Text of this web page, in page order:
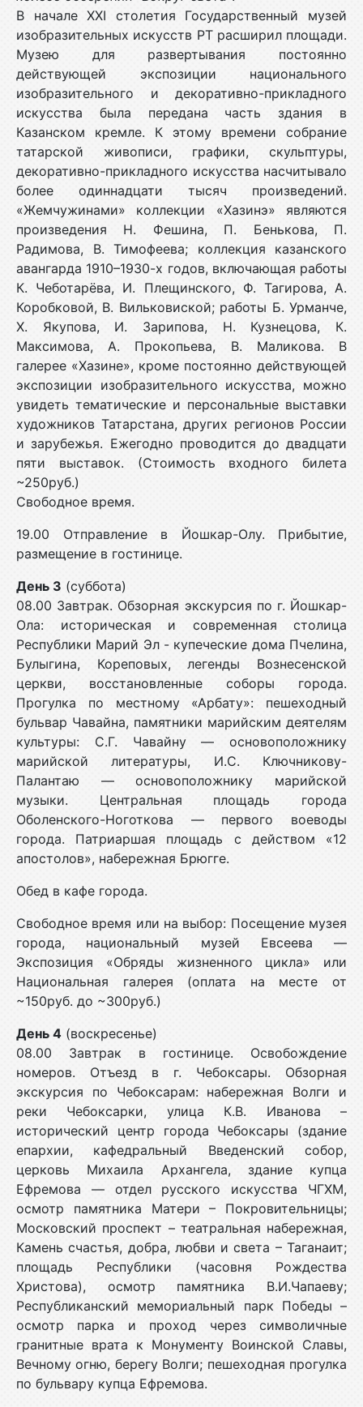
В начале XXI столетия Государственный музей
изобразительных искусств РТ расширил площади.
Музею для развертывания постоянно
действующей экспозиции национального
изобразительного и декоративно-прикладного
искусства была передана часть здания в
Казанском кремле. К этому времени собрание
татарской живописи, графики, скульптуры,
декоративно-прикладного искусства насчитывало
более одиннадцати тысяч произведений.
«Жемчужинами» коллекции «Хазинэ» являются
произведения Н. Фешина, П. Бенькова, П.
Радимова, В. Тимофеева; коллекция казанского
авангарда 1910–1930-х годов, включающая работы
К. Чеботарёва, И. Плещинского, Ф. Тагирова, А.
Коробковой, В. Вильковиской; работы Б. Урманче,
Х. Якупова, И. Зарипова, Н. Кузнецова, К.
Максимова, А. Прокопьева, В. Маликова. В
галерее «Хазине», кроме постоянно действующей
экспозиции изобразительного искусства, можно
увидеть тематические и персональные выставки
художников Татарстана, других регионов России
и зарубежья. Ежегодно проводится до двадцати
пяти выставок. (Стоимость входного билета
~250руб.)
Свободное время.
19.00 Отправление в Йошкар-Олу. Прибытие,
размещение в гостинице.
День 3 (суббота)
08.00 Завтрак. Обзорная экскурсия по г. Йошкар-
Ола: историческая и современная столица
Республики Марий Эл - купеческие дома Пчелина,
Булыгина, Кореповых, легенды Вознесенской
церкви, восстановленные соборы города.
Прогулка по местному «Арбату»: пешеходный
бульвар Чавайна, памятники марийским деятелям
культуры: С.Г. Чавайну — основоположнику
марийской литературы, И.С. Ключникову-
Палантаю — основоположнику марийской
музыки. Центральная площадь города
Оболенского-Ноготкова — первого воеводы
города. Патриаршая площадь с действом «12
апостолов», набережная Брюгге.
Обед в кафе города.
Свободное время или на выбор: Посещение музея
города, национальный музей Евсеева —
Экспозиция «Обряды жизненного цикла» или
Национальная галерея (оплата на месте от
~150руб. до ~300руб.)
День 4 (воскресенье)
08.00 Завтрак в гостинице. Освобождение
номеров. Отъезд в г. Чебоксары. Обзорная
экскурсия по Чебоксарам: набережная Волги и
реки Чебоксарки, улица К.В. Иванова –
исторический центр города Чебоксары (здание
епархии, кафедральный Введенский собор,
церковь Михаила Архангела, здание купца
Ефремова — отдел русского искусства ЧГХМ,
осмотр памятника Матери – Покровительницы;
Московский проспект – театральная набережная,
Камень счастья, добра, любви и света – Таганаит;
площадь Республики (часовня Рождества
Христова), осмотр памятника В.И.Чапаеву;
Республиканский мемориальный парк Победы –
осмотр парка и проход через символичные
гранитные врата к Монументу Воинской Славы,
Вечному огню, берегу Волги; пешеходная прогулка
по бульвару купца Ефремова.